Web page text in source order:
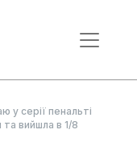
у серії пенальті
вийшла в 1/8